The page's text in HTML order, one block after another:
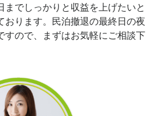
までしっかりと収益を上げたいと
おります。民泊撤退の最終日の夜
すので、まずはお気軽にご相談下